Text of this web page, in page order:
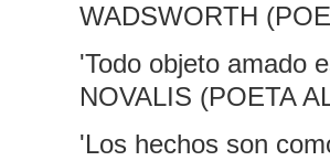
WADSWORTH
'Todo objeto amado
NOVALIS (POETA
'Los hechos son